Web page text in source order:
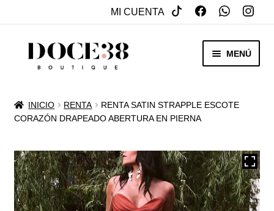
MI CUENTA
SALTAR
MENÚ
VENTA
REBAJAS
VESTIDOS DE NOVIA
INICIO RENTA
RENTA SATIN STRAPPLE ESCOTE
CORAZÓN DRAPEADO ABERTURA EN PIERNA